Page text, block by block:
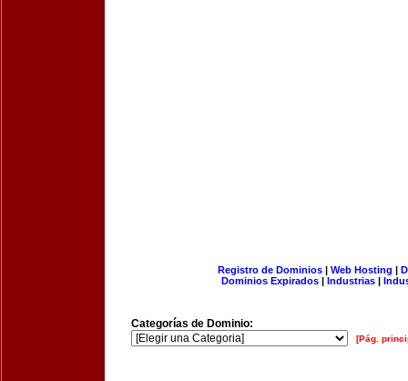
Registro de Dominios| Web Hosting |
Dominios Expirados | Industrias |
Categorías de Dominio:
[Pág.